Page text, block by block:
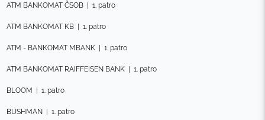
ATM BANKOMAT ČSOB | 1. patro
ATM BANKOMAT KB | 1. patro
ATM - BANKOMAT MBANK | 1. patro
ATM BANKOMAT RAIFFEISEN BANK | 1. patro
BLOOM | 1. patro
BUSHMAN | 1. patro